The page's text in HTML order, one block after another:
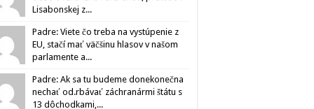
Lisabonskej z...
Padre: Viete čo treba na vystúpenie z
EU, stačí mať väčšinu hlasov v našom
parlamente a...
Padre: Ak sa tu budeme donekonečna
nechať od.rbávať záchranármi štátu s
13 dôchodkami,...